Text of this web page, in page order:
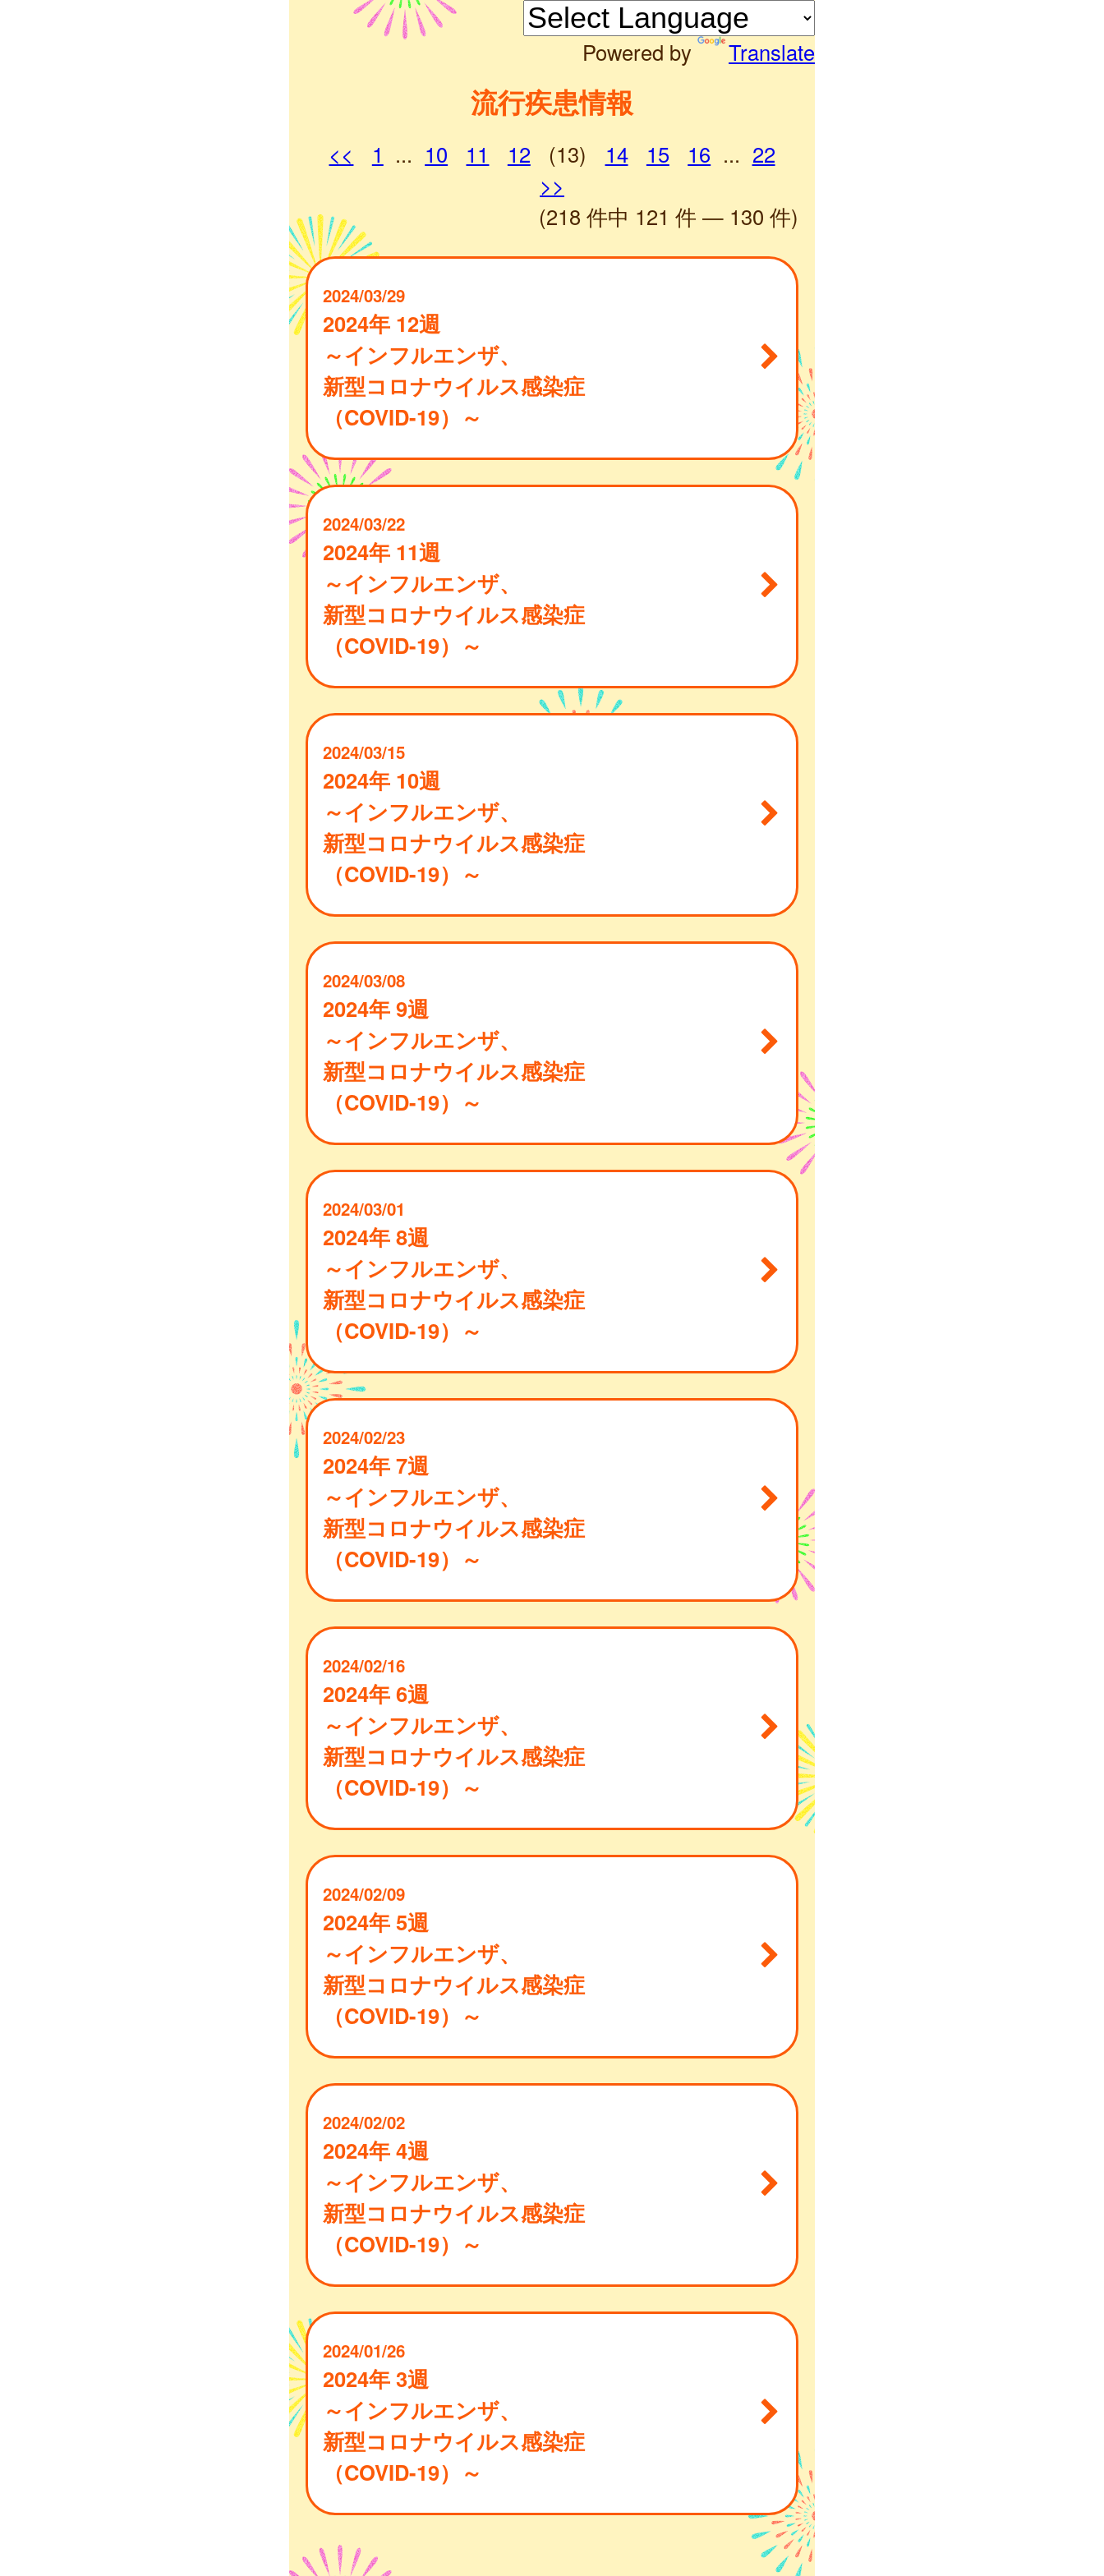
Powered by Translate
流行疾患情報
<< 1 ... 10 11 12 (13) 14 15 16 ... 22
>>
(218 件中 121 件 — 130 件)
2024/03/29
2024年 12週
～インフルエンザ、
新型コロナウイルス感染症
（COVID-19）～
2024/03/22
2024年 11週
～インフルエンザ、
新型コロナウイルス感染症
（COVID-19）～
2024/03/15
2024年 10週
～インフルエンザ、
新型コロナウイルス感染症
（COVID-19）～
2024/03/08
2024年 9週
～インフルエンザ、
新型コロナウイルス感染症
（COVID-19）～
2024/03/01
2024年 8週
～インフルエンザ、
新型コロナウイルス感染症
（COVID-19）～
2024/02/23
2024年 7週
～インフルエンザ、
新型コロナウイルス感染症
（COVID-19）～
2024/02/16
2024年 6週
～インフルエンザ、
新型コロナウイルス感染症
（COVID-19）～
2024/02/09
2024年 5週
～インフルエンザ、
新型コロナウイルス感染症
（COVID-19）～
2024/02/02
2024年 4週
～インフルエンザ、
新型コロナウイルス感染症
（COVID-19）～
2024/01/26
2024年 3週
～インフルエンザ、
新型コロナウイルス感染症
（COVID-19）～